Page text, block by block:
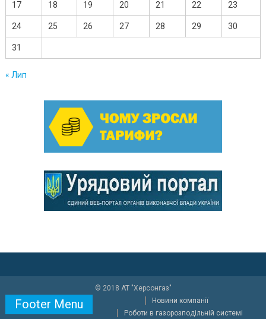
17 18 19 20 21 22 23
24 25 26 27 28 29 30
31
« Лип
© 2018 АТ "Херсонгаз"
Footer Menu
Новини компанії
Роботи в газорозподільній системі